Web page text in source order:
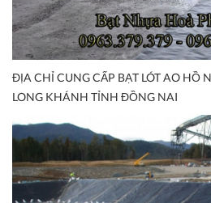
ĐỊA CHỈ CUNG CẤP BẠT LÓT AO HỒ
LONG KHÁNH TỈNH ĐỒNG NAI